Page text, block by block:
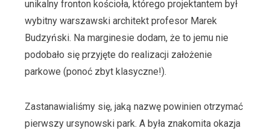
unikalny fronton kościoła, którego projektantem był
wybitny warszawski architekt profesor Marek
Budzyński. Na marginesie dodam, że to jemu nie
podobało się przyjęte do realizacji założenie
parkowe (ponoć zbyt klasyczne!).
Zastanawialiśmy się, jaką nazwę powinien otrzymać
pierwszy ursynowski park. A była znakomita okazja